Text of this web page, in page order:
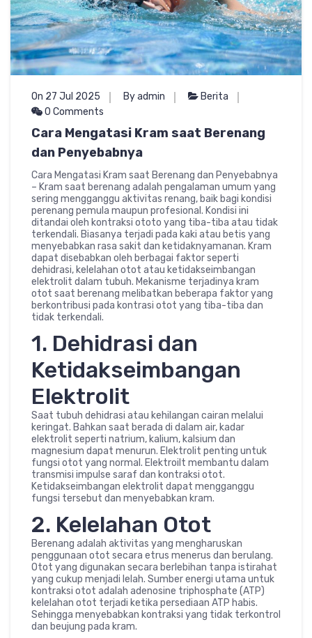
On 27 Jul 2025 By admin
Berita
0 Comments
Cara Mengatasi Kram saat Berenang
dan Penyebabnya
Cara Mengatasi Kram saat Berenang dan Penyebabnya
– Kram saat berenang adalah pengalaman umum yang
sering mengganggu aktivitas renang, baik bagi kondisi
perenang pemula maupun profesional. Kondisi ini
ditandai oleh kontraksi ototo yang tiba-tiba atau tidak
terkendali. Biasanya terjadi pada kaki atau betis yang
menyebabkan rasa sakit dan ketidaknyamanan. Kram
dapat disebabkan oleh berbagai faktor seperti
dehidrasi, kelelahan otot atau ketidakseimbangan
elektrolit dalam tubuh. Mekanisme terjadinya kram
otot saat berenang melibatkan beberapa faktor yang
berkontribusi pada kontrasi otot yang tiba-tiba dan
tidak terkendali.
1. Dehidrasi dan
Ketidakseimbangan
Elektrolit
Saat tubuh dehidrasi atau kehilangan cairan melalui
keringat. Bahkan saat berada di dalam air, kadar
elektrolit seperti natrium, kalium, kalsium dan
magnesium dapat menurun. Elektrolit penting untuk
fungsi otot yang normal. Elektroilt membantu dalam
transmisi impulse saraf dan kontraksi otot.
Ketidakseimbangan elektrolit dapat mengganggu
fungsi tersebut dan menyebabkan kram.
2. Kelelahan Otot
Berenang adalah aktivitas yang mengharuskan
penggunaan otot secara etrus menerus dan berulang.
Otot yang digunakan secara berlebihan tanpa istirahat
yang cukup menjadi lelah. Sumber energi utama untuk
kontraksi otot adalah adenosine triphosphate (ATP)
kelelahan otot terjadi ketika persediaan ATP habis.
Sehingga menyebabkan kontraksi yang tidak terkontrol
dan beujung pada kram.